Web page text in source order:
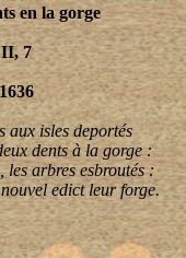
en la gorge
II, 7
1636
auxisles deportés
dents à la gorge :
les arbresesbroutés:
edictleur forge.